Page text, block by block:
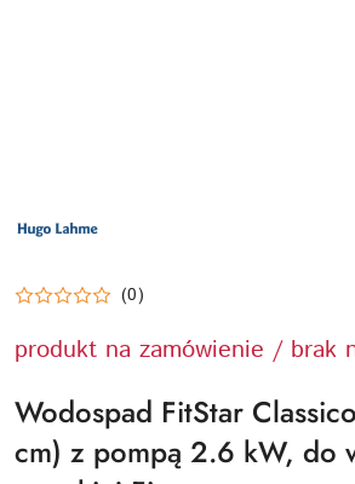
HUGO
LAHME
(0)
produkt na zamówienie / brak
Wodospad FitStar
cm) z pompą 2.6 kW, do